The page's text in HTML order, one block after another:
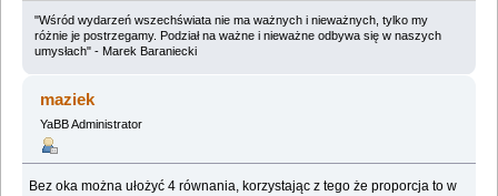
"Wśród wydarzeń wszechświata nie ma ważnych i nieważnych, tylko my
różnie je postrzegamy. Podział na ważne i nieważne odbywa się w naszych
umysłach" - Marek Baraniecki
maziek
YaBB Administrator
Bez oka można ułożyć 4 równania, korzystając z tego że proporcja to w